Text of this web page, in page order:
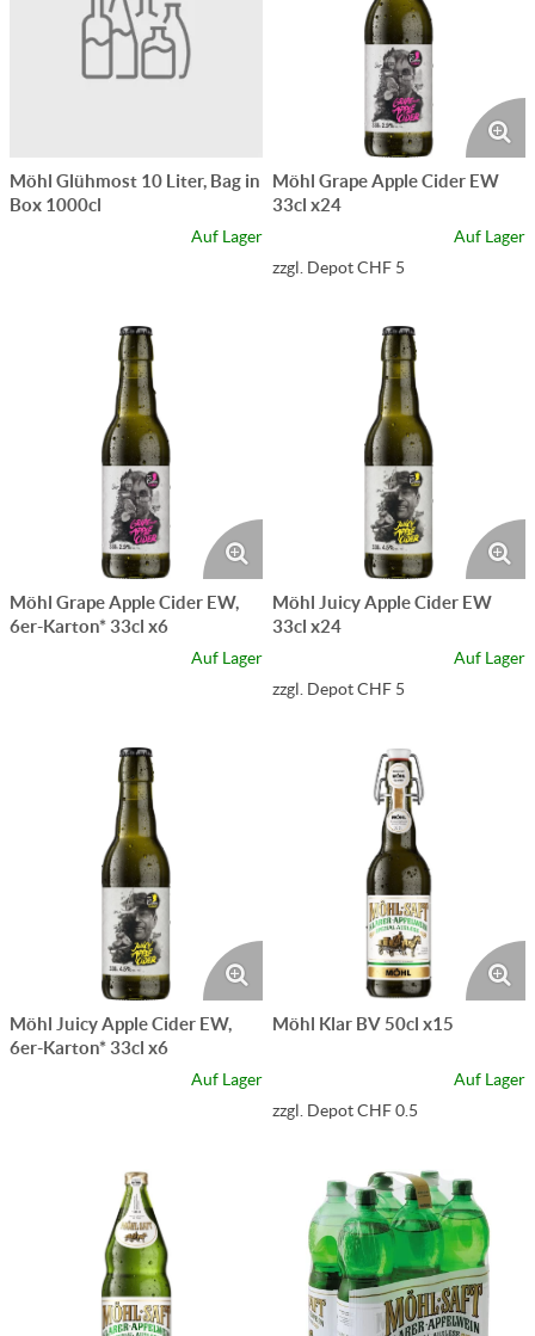
Möhl Glühmost 10 Liter, Bag in
Box 1000cl
Auf Lager
Möhl Grape Apple Cider EW
33cl x24
Auf Lager
zzgl. Depot CHF 5
Möhl Grape Apple Cider EW,
6er-Karton* 33cl x6
Auf Lager
Möhl Juicy Apple Cider EW
33cl x24
Auf Lager
zzgl. Depot CHF 5
Möhl Juicy Apple Cider EW,
6er-Karton* 33cl x6
Auf Lager
Möhl Klar BV 50cl x15
Auf Lager
zzgl. Depot CHF 0.5